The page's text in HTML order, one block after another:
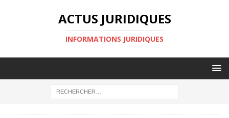
ACTUS JURIDIQUES
INFORMATIONS JURIDIQUES